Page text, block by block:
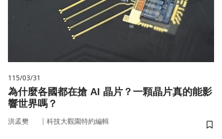
115/03/31
為什麼各國都在搶 AI 晶片？一顆晶片真的能影
響世界嗎？
洪孟樊 ｜ 科技大觀園特約編輯
儲